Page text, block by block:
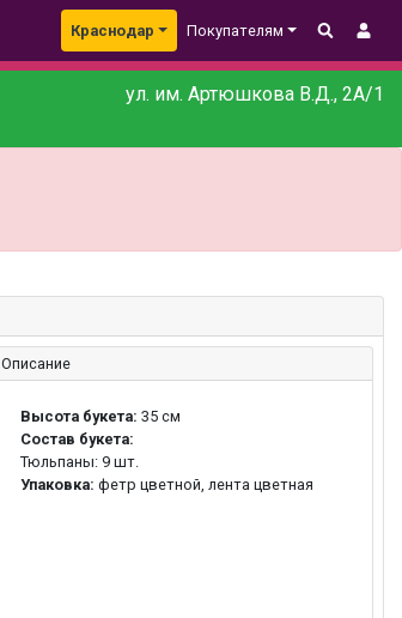
Краснодар Покупателям
ул. им. Артюшкова В.Д., 2А/1
Описание
Высота букета: 35 см
Состав букета:
Тюльпаны: 9 шт.
Упаковка: фетр цветной, лента цветная